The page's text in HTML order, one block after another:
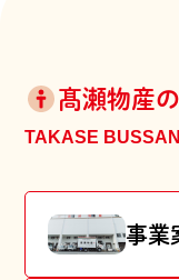
髙瀬物産
TAKASE
事業